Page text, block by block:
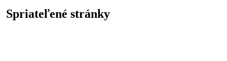
Spriateľené stránky